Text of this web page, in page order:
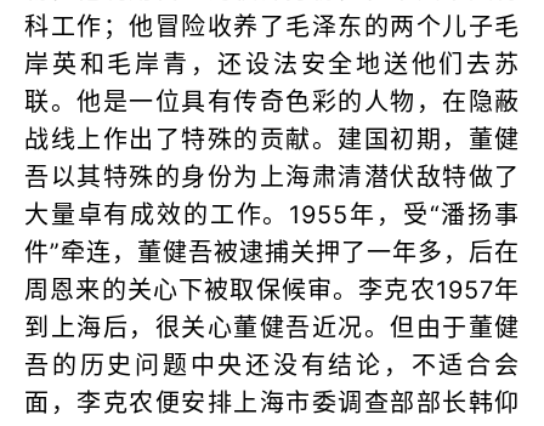
科工作；他冒险收养了毛泽东的两个儿子毛
岸英和毛岸青，还设法安全地送他们去苏
联。他是一位具有传奇色彩的人物，在隐蔽
战线上作出了特殊的贡献。建国初期，董健
吾以其特殊的身份为上海肃清潜伏敌特做了
大量卓有成效的工作。1955年，受“潘扬事
件”牵连，董健吾被逮捕关押了一年多，后在
周恩来的关心下被取保候审。李克农1957年
到上海后，很关心董健吾近况。但由于董健
吾的历史问题中央还没有结论，不适合会
面，李克农便安排上海市委调查部部长韩仰